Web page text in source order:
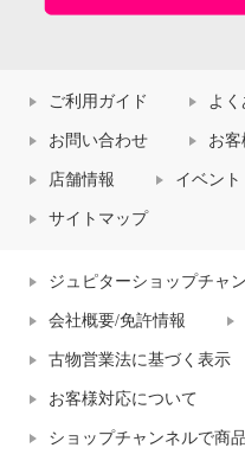
ご利用ガイド よく
お問い合わせ お
店舗情報 イベン
サイトマップ
ジュピターショップチャ
会社概要/免許情報
古物営業法に基づく表示
お客様対応について
ショップチャンネルで商